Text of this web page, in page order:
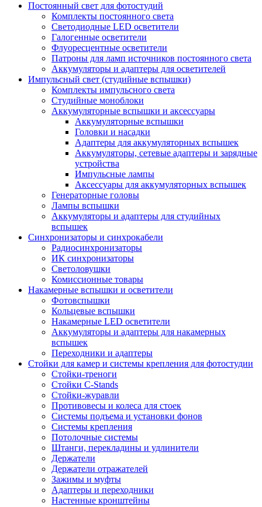
Постоянный свет для фотостудий
Комплекты постоянного света
Светодиодные LED осветители
Галогенные осветители
Флуоресцентные осветители
Патроны для ламп источников постоянного света
Аккумуляторы и адаптеры для осветителей
Импульсный свет (студийные вспышки)
Комплекты импульсного света
Студийные моноблоки
Аккумуляторные вспышки и аксессуары
Аккумуляторные вспышки
Головки и насадки
Адаптеры для аккумуляторных вспышек
Аккумуляторы, сетевые адаптеры и зарядные
устройства
Импульсные лампы
Аксессуары для аккумуляторных вспышек
Генераторные головы
Лампы вспышки
Аккумуляторы и адаптеры для студийных
вспышек
Синхронизаторы и синхрокабели
Радиосинхронизаторы
ИК синхронизаторы
Светоловушки
Комиссионные товары
Накамерные вспышки и осветители
Фотовспышки
Кольцевые вспышки
Накамерные LED осветители
Аккумуляторы и адаптеры для накамерных
вспышек
Переходники и адаптеры
Стойки для камер и системы крепления для фотостудии
Стойки-треноги
Стойки C-Stands
Стойки-журавли
Противовесы и колеса для стоек
Системы подъема и установки фонов
Системы крепления
Потолочные системы
Штанги, перекладины и удлинители
Держатели
Держатели отражателей
Зажимы и муфты
Адаптеры и переходники
Настенные кронштейны